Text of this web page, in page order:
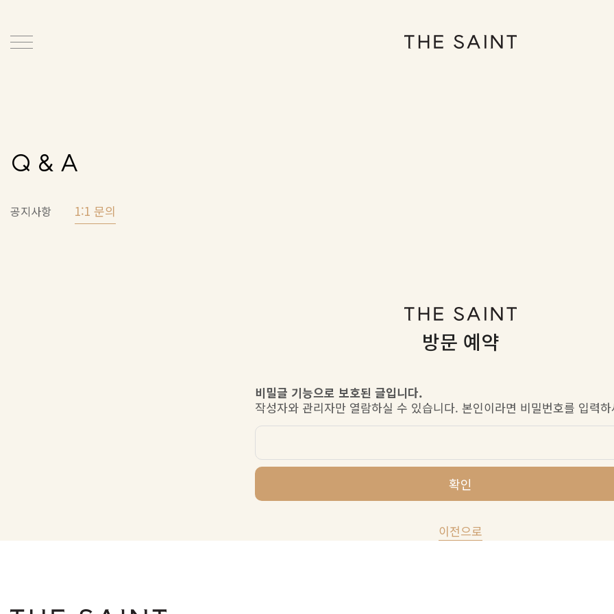
Q & A
공지사항 1:1 문의
방문 예약
비밀글 기능으로 보호된 글입니다.
작성자와 관리자만 열람하실 수 있습니다. 본인이라면 비밀번호를 입력
확인
이전으로